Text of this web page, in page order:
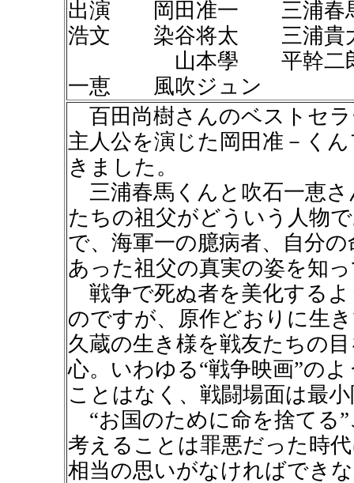
出演 岡田准一 三浦
浩文 染谷将太 三浦
山本學 平幹二郎
一恵 風吹ジュン
百田尚樹さんのベストセ
主人公を演じた岡田准－く
きました。
三浦春馬くんと吹石一恵
たちの祖父がどういう人物
で、海軍一の臆病者、自分
あった祖父の真実の姿を知
戦争で死ぬ者を美化する
のですが、原作どおりに生
久蔵の生き様を戦友たちの
心。いわゆる“戦争映画”の
ことはなく、戦闘場面は最
“お国のために命を捨てる
考えることは罪悪だった時
相当の思いがなければでき